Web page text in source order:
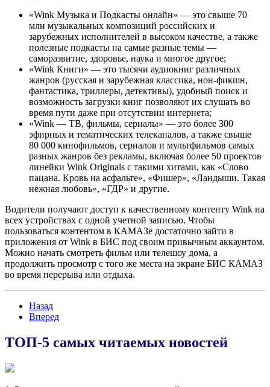
«Wink Музыка и Подкасты онлайн» — это свыше 70
млн музыкальных композиций российских и
зарубежных исполнителей в высоком качестве, а также
полезные подкасты на самые разные темы —
саморазвитие, здоровье, наука и многое другое;
«Wink Книги» — это тысячи аудиокниг различных
жанров (русская и зарубежная классика, нон-фикшн,
фантастика, триллеры, детективы), удобный поиск и
возможность загрузки книг позволяют их слушать во
время пути даже при отсутствии интернета;
«Wink — ТВ, фильмы, сериалы» — это более 300
эфирных и тематических телеканалов, а также свыше
80 000 кинофильмов, сериалов и мультфильмов самых
разных жанров без рекламы, включая более 50 проектов
линейки Wink Originals с такими хитами, как «Слово
пацана. Кровь на асфальте», «Фишер», «Ландыши. Такая
нежная любовь», «ГДР» и другие.
Водители получают доступ к качественному контенту Wink на
всех устройствах с одной учетной записью. Чтобы
пользоваться контентом в КАМАЗе достаточно зайти в
приложения от Wink в БИС под своим привычным аккаунтом.
Можно начать смотреть фильм или телешоу дома, а
продолжить просмотр с того же места на экране БИС КАМАЗ
во время перерыва или отдыха.
Назад
Вперед
ТОП-5 самых читаемых новостей